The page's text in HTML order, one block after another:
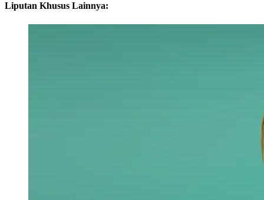
Liputan Khusus Lainnya: